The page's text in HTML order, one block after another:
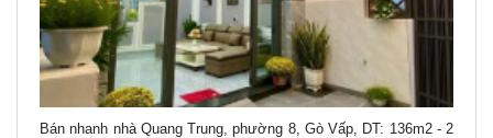
Bán nhanh nhà Quang Trung, phường 8, Gò Vấp, DT: 136m2 - 2